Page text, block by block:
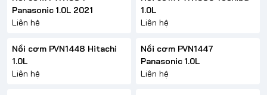
Panasonic 1.0L 2021
Liên hệ
1.0L
Liên hệ
Nồi cơm PVN1448 Hitachi
1.0L
Liên hệ
Nồi cơm PVN1447
Panasonic 1.0L
Liên hệ